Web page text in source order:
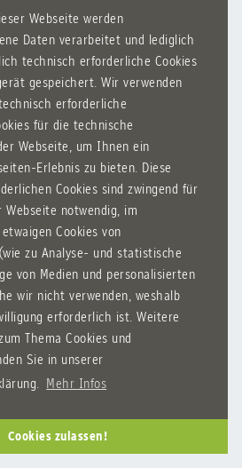
Webseite werden
Daten verarbeitet und lediglich
technisch erforderliche Cookies
gespeichert. Wir verwenden
erforderliche
für die technische
Webseite, um Ihnen ein
Erlebnis zu bieten. Diese
Cookies sind zwingend für
notwendig, im
Cookies von
zu Analyse- und statistische
von Medien und personalisierten
wir nicht verwenden, weshalb
erforderlich ist. Weitere
Thema Cookies und
Sie in unserer
Mehr Infos
Cookies zulassen!